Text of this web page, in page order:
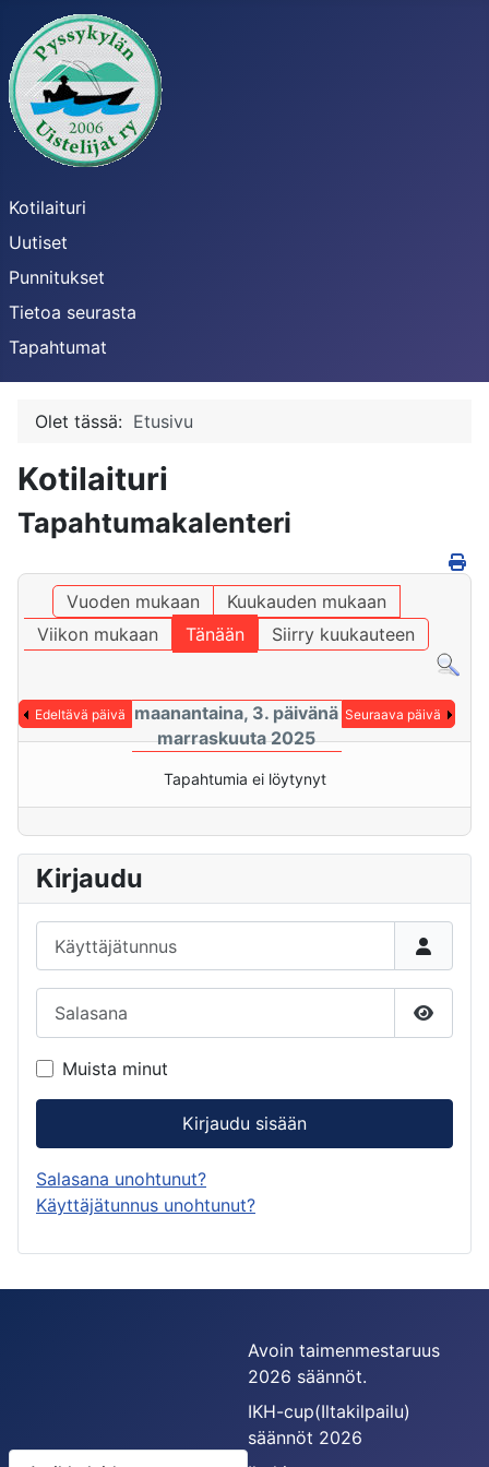
Kotilaituri
Uutiset
Punnitukset
Tietoa seurasta
Tapahtumat
Olet tässä: Etusivu
Kotilaituri
Tapahtumakalenteri
Vuoden mukaan
Kuukauden mukaan
Viikon mukaan
Tänään Siirry kuukauteen
Edeltävä päivä
maanantaina, 3. päivänä
marraskuuta 2025
Seuraava päivä
Tapahtumia ei löytynyt
Kirjaudu
Näytä
Muista minut
Kirjaudu sisään
Salasana unohtunut?
Käyttäjätunnus unohtunut?
Avoin taimenmestaruus
2026 säännöt.
IKH-cup(Iltakilpailu)
säännöt 2026